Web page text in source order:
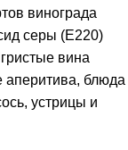
винограда
серы (Е220)
вина
аперитива, блюда
устрицы и